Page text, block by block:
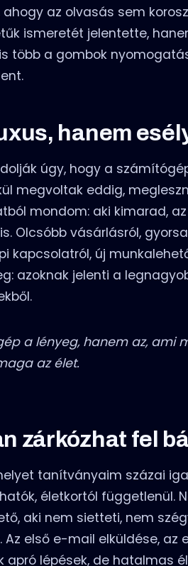
az olvasás sem
ismeretét jelentette,
több a gombok
hanem
úgy, hogy a
megvoltak eddig,
mondom: aki kimarad,
Olcsóbb vásárlásról,
kapcsolatról, új
azoknak jelenti a
a lényeg, hanem az, ami
az élet.
zárkózhat fel
tanítványaim százai
életkortól függetlenül.
aki nem sietteti, nem
Az első e-mail elküldése,
apró lépések, de hatalmas